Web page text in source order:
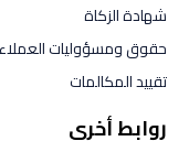
شهادة الزكاة
حقوق ومسؤوليات العملاء
تقييد المكالمات
روابط أخرى